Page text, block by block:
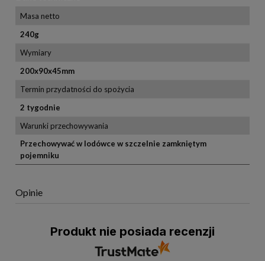
Masa netto
240g
Wymiary
200x90x45mm
Termin przydatności do spożycia
2 tygodnie
Warunki przechowywania
Przechowywać w lodówce w szczelnie zamkniętym
pojemniku
Opinie
Produkt nie posiada recenzji